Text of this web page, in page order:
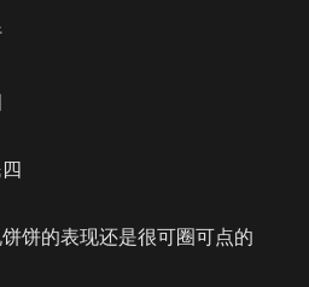
饼的表现还是很可圈可点的